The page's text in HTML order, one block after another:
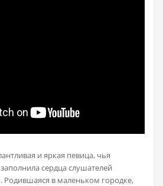
и яркая певица, чья
сердца слушателей
Родившаяся в маленьком городке,